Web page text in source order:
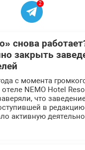
2
снова
закрыть
с момента
NEMO Hotel
что
в
активную